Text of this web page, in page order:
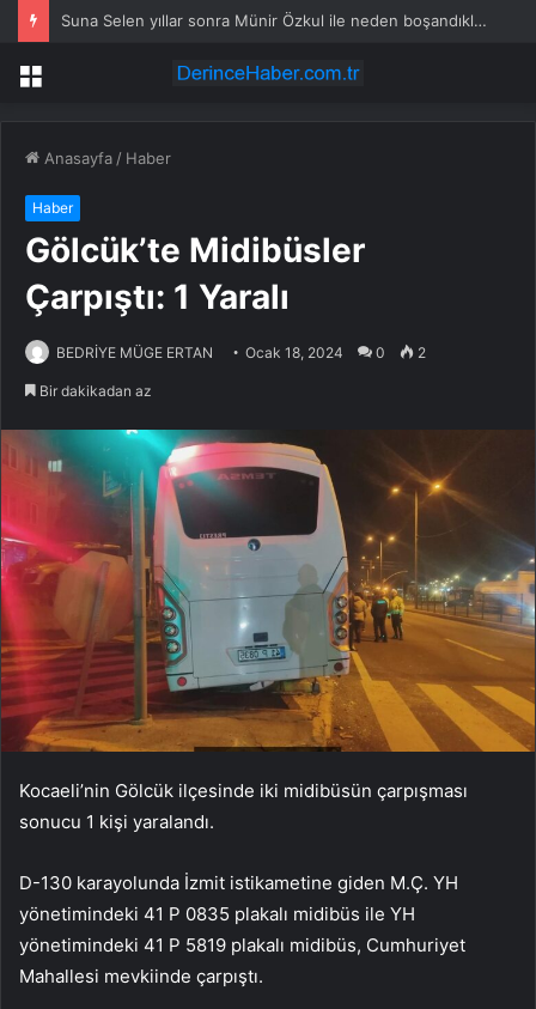
Suna Selen yıllar sonra Münir Özkul ile neden boşandıklarını anlattı: Taze kana ihtiyacım var dedi
Menü
Anasayfa / Haber
Haber
Gölcük’te Midibüsler
Çarpıştı: 1 Yaralı
BEDRİYE MÜGE ERTAN Ocak 18, 2024 0 2
Bir dakikadan az
Kocaeli’nin Gölcük ilçesinde iki midibüsün çarpışması
sonucu 1 kişi yaralandı.
D-130 karayolunda İzmit istikametine giden M.Ç. YH
yönetimindeki 41 P 0835 plakalı midibüs ile YH
yönetimindeki 41 P 5819 plakalı midibüs, Cumhuriyet
Mahallesi mevkiinde çarpıştı.